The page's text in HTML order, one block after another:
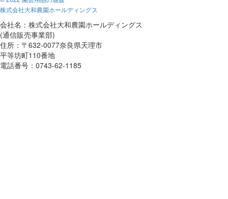
株式会社大和農園ホールディングス
会社名：株式会社大和農園ホールディングス
(通信販売事業部)
住所：〒632-0077奈良県天理市
平等坊町110番地
電話番号：0743-62-1185